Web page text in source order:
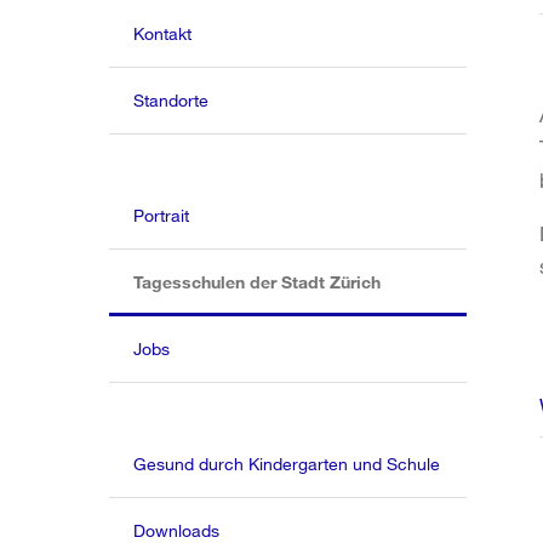
Kontakt
Standorte
Portrait
Tagesschulen der Stadt Zürich(aktiv)
Jobs
Gesund durch Kindergarten und Schule
Downloads